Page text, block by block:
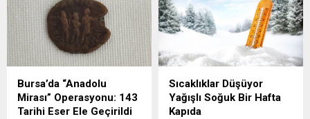
Bursa’da “Anadolu
Mirası” Operasyonu: 143
Tarihi Eser Ele Geçirildi
Sıcaklıklar Düşüyor
Yağışlı Soğuk Bir Hafta
Kapıda